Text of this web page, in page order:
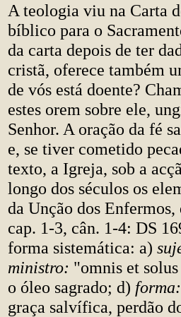
A teologia viu na Carta
bíblico para o
da carta depois de ter
cristã, oferece também
de vós está doente?
estes orem sobre ele,
Senhor. A oração da fé
e, se tiver cometido
texto, a Igreja, sob a
longo dos séculos os
da Unção dos
cap. 1-3, cân. 1-4: DS
forma sistemática: a)
ministro: "omnis et
o óleo sagrado; d) forma:
graça salvífica, perdão